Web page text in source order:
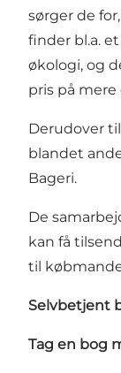
sørger de
finder bl.a.
økologi, og
pris på
Derudover
blandet
Bageri.
De
kan få
til
Selvbetjent
Tag en bog